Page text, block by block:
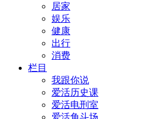
居家
娱乐
健康
出行
消费
栏目
我跟你说
爱活历史课
爱活电刑室